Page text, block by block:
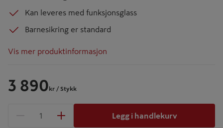
Kan leveres med funksjonsglass
Barnesikring er standard
Vis mer produktinformasjon
3 890 kr / Stykk
1 produkter
Legg i handlekurv